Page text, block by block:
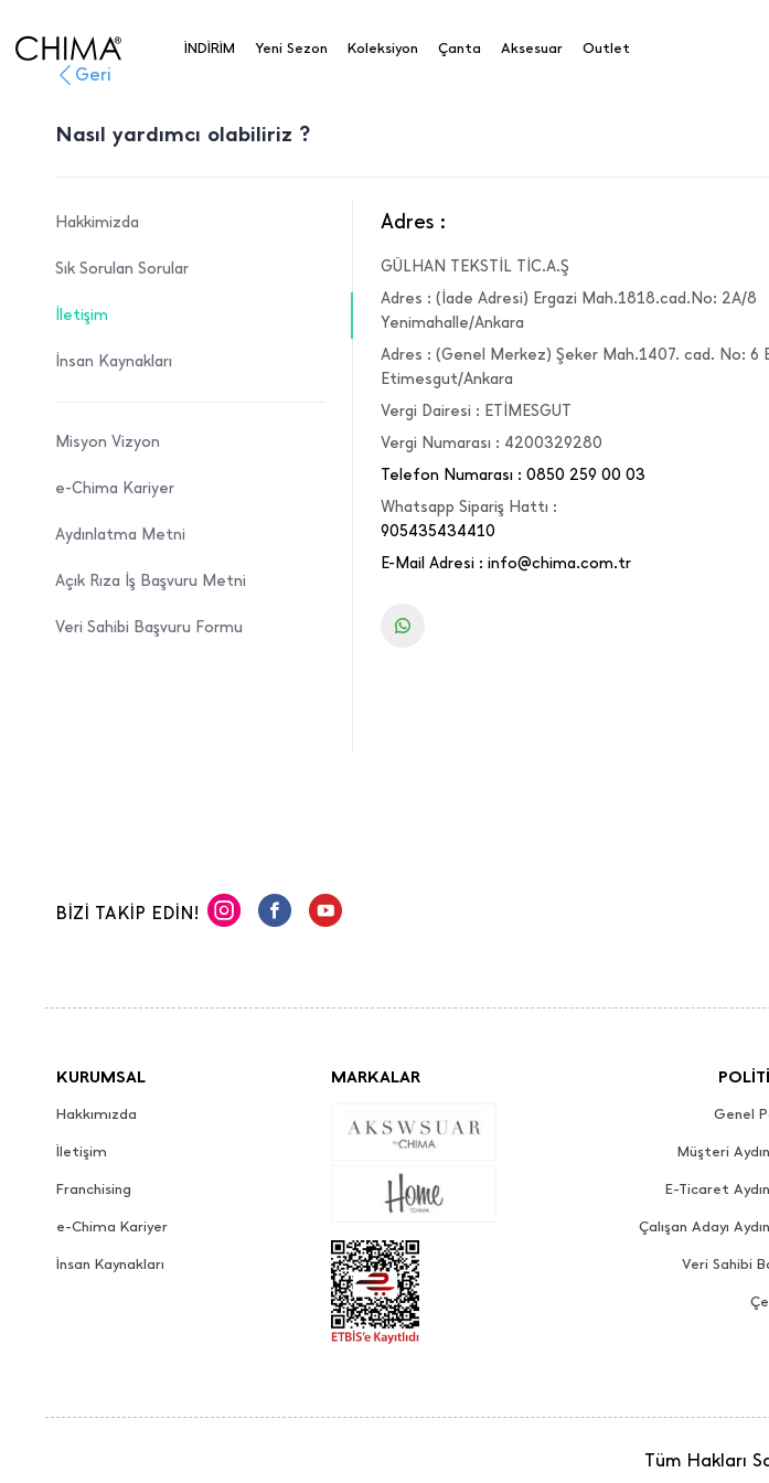
İNDİRİM Yeni Sezon Koleksiyon Çanta Aksesuar Outlet
Geri
Nasıl yardımcı olabiliriz ?
Hakkimizda
Sık Sorulan Sorular
İletişim
İnsan Kaynakları
Misyon Vizyon
e-Chima Kariyer
Aydınlatma Metni
Açık Rıza İş Başvuru Metni
Veri Sahibi Başvuru Formu
Adres :
GÜLHAN TEKSTİL TİC.A.Ş
Adres : (İade Adresi) Ergazi Mah.1818.cad.No: 2A/8
Yenimahalle/Ankara
Adres : (Genel Merkez) Şeker Mah.1407. cad. No: 6
Etimesgut/Ankara
Vergi Dairesi : ETİMESGUT
Vergi Numarası : 4200329280
Telefon Numarası : 0850 259 00 03
Whatsapp Sipariş Hattı :
905435434410
E-Mail Adresi : info@chima.com.tr
BİZİ TAKİP EDİN!
KURUMSAL
Hakkımızda
İletişim
Franchising
e-Chima Kariyer
İnsan Kaynakları
MARKALAR
Genel
Müşteri
E-Ticaret
Çalışan Adayı
Veri Sahibi
Tüm Hakları